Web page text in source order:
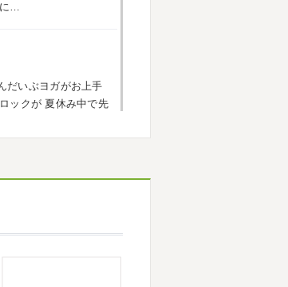
ド派だったので自転
＊
連休はいかがお過ご
供たちは大 ...
に…
だいぶヨガがお上手
ックが 夏休み中で先
生している ...